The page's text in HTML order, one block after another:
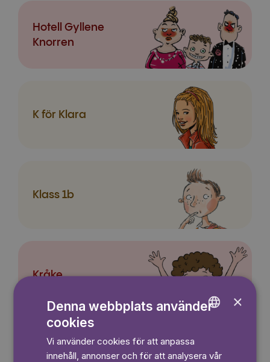
Hotell Gyllene
Knorren
K för Klara
Klass 1b
Kråke
Läs på egen risk
×
Denna webbplats använder
cookies
Vi använder cookies för att anpassa
innehåll, annonser och för att analysera vår